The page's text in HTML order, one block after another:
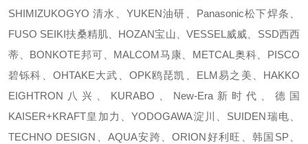
SHIMIZUKOGYO 清水、YUKEN油研、Panasonic松下焊条、
FUSO SEIKI扶桑精肌、HOZAN宝山、VESSEL威威、SSD西西
蒂、BONKOTE邦可、MALCOM马康、METCAL奥科、PISCO
碧铄科、OHTAKE大武、OPK鸥琵凯、ELM易之美、HAKKO
EIGHTRON八兴、KURABO、New-Era新时代、德国
KAISER+KRAFT皇加力、YODOGAWA淀川、SUIDEN瑞电、
TECHNO DESIGN、AQUA安跨、ORION好利旺、韩国SP、